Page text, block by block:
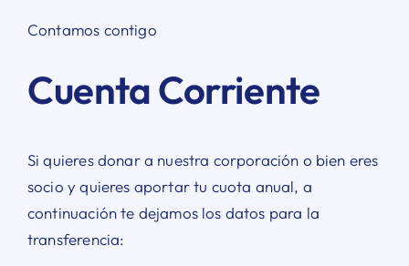
Contamos contigo
Cuenta Corriente
Si quieres donar a nuestra corporación o bien eres
socio y quieres aportar tu cuota anual, a
continuación te dejamos los datos para la
transferencia: